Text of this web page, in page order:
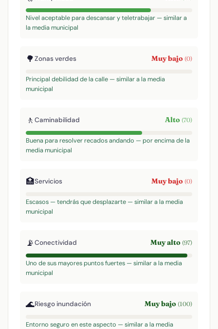
Nivel aceptable para descansar y teletrabajar — similar a
la media municipal
🌳Zonas verdes Muy bajo (0)
Principal debilidad de la calle — similar a la media
municipal
🚶 Caminabilidad Alto (70)
Buena para resolver recados andando — por encima de la
media municipal
🏥Servicios Muy bajo (0)
Escasos — tendrás que desplazarte — similar a la media
municipal
📡Conectividad Muy alto (97)
Uno de sus mayores puntos fuertes — similar a la media
municipal
🌊Riesgo inundación Muy bajo (100)
Entorno seguro en este aspecto — similar a la media